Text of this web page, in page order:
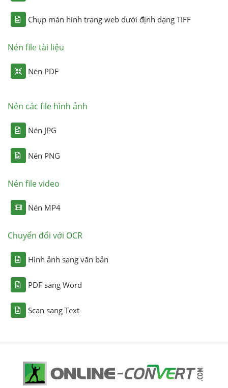
Chụp màn hình trang web dưới định dạng TIFF
Nén file tài liệu
Nén PDF
Nén các file hình ảnh
Nén JPG
Nén PNG
Nén file video
Nén MP4
Chuyển đổi với OCR
Hình ảnh sang văn bản
PDF sang Word
Scan sang Text